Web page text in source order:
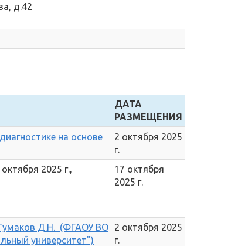
д.42
ДАТА
РАЗМЕЩЕНИЯ
на основе
2 октября 2025
г.
2025 г.,
17 октября
2025 г.
Д.Н. (ФГАОУ ВО
университет")
2 октября 2025
г.